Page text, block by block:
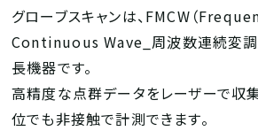
グローブスキャンは、FMCW（
Continuous Wave_周波数連続変調
長機器です。
高精度な点群データをレーザーで収
位でも非接触で計測できます。